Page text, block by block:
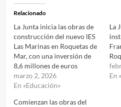
Relacionado
La Junta inicia las obras de
construcción del nuevo IES
Las Marinas en Roquetas de
Mar, con una inversión de
8,6 millones de euros
marzo 2, 2026
En «Educación»
La
En
Comienzan las obras del